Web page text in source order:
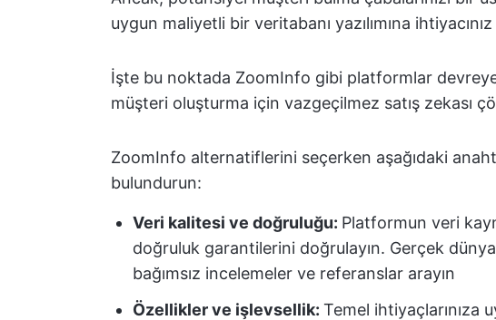
uygun maliyetli bir veritabanı yazılımına
İşte bu noktada ZoomInfo gibi platformlar
müşteri oluşturma için vazgeçilmez satış zekası
ZoomInfo alternatiflerini seçerken aşağıdaki
bulundurun:
Veri kalitesi ve doğruluğu: Platformun veri
doğruluk garantilerini doğrulayın. Gerçek
bağımsız incelemeler ve referanslar arayın
Özellikler ve işlevsellik: Temel ihtiyaçlarınıza